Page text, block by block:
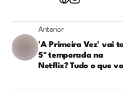
Anterior
'A Primeira Vez' vai
5ª temporada na
Netflix? Tudo o que